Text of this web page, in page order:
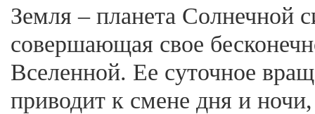
Земля – планета Солнечной
совершающая свое
Вселенной. Ее суточное
приводит к смене дня и